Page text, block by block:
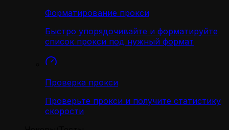
Форматирование прокси
Быстро упорядочивайте и форматируйте
список прокси под нужный формат
Проверка прокси
Проверьте прокси и получите статистику
скорости